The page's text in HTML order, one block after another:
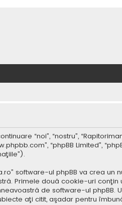
“noi”, “nostru”,
“phpBB Limited”,
software-ul phpBB va crea un
Primele două cookie-uri
de software-ul phpBB.
aţi citit, aşadar pentru